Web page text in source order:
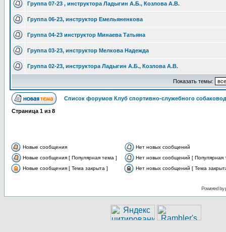
Группа 07-23 , инструктора Ладыгин А.Б., Козлова А.В.
Группа 06-23, инструктор Емельяненкова
Группа 04-23 инструктор Минаева Татьяна
Группа 03-23, инструктор Мелкова Надежда
Группа 02-23, инструктора Ладыгин А.Б., Козлова А.В.
Показать темы:
Список форумов Клуб спортивно-служебного
Страница 1 из 8
Новые сообщения
Нет новых сообщений
Новые сообщения [ Популярная тема ]
Нет новых сообщений [ Популярная
Новые сообщения [ Тема закрыта ]
Нет новых сообщений [ Тема
Powered by